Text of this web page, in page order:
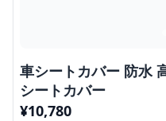
車シートカバー 防水
シートカバー
¥10,780